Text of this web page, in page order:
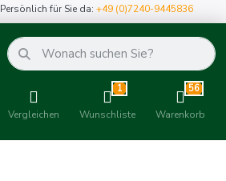
Persönlich für Sie da:+49 (0)7240-9445836
Vergleichen
1
Wunschliste
56
Warenkorb